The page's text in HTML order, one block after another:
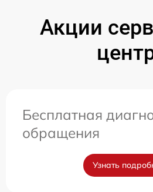
Акции
Бесплатная
обращения
Узнать